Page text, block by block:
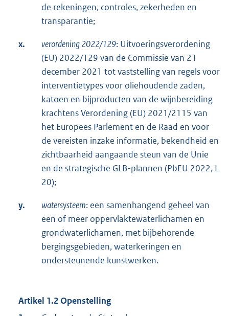
de rekeningen, controles, zekerheden en
transparantie;
x. verordening 2022/129: Uitvoeringsverordening
(EU) 2022/129 van de Commissie van 21
december 2021 tot vaststelling van regels voor
interventietypes voor oliehoudende zaden,
katoen en bijproducten van de wijnbereiding
krachtens Verordening (EU) 2021/2115 van
het Europees Parlement en de Raad en voor
de vereisten inzake informatie, bekendheid en
zichtbaarheid aangaande steun van de Unie
en de strategische GLB-plannen (PbEU 2022, L
20);
y. watersysteem: een samenhangend geheel van
een of meer oppervlaktewaterlichamen en
grondwaterlichamen, met bijbehorende
bergingsgebieden, waterkeringen en
ondersteunende kunstwerken.
Artikel 1.2 Openstelling